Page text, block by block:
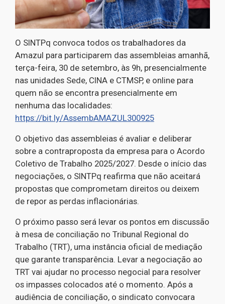
O SINTPq convoca todos os trabalhadores da
Amazul para participarem das assembleias amanhã,
terça-feira, 30 de setembro, às 9h, presencialmente
nas unidades Sede, CINA e CTMSP, e online para
quem não se encontra presencialmente em
nenhuma das localidades:
https://bit.ly/AssembAMAZUL300925
O objetivo das assembleias é avaliar e deliberar
sobre a contraproposta da empresa para o Acordo
Coletivo de Trabalho 2025/2027. Desde o início das
negociações, o SINTPq reafirma que não aceitará
propostas que comprometam direitos ou deixem
de repor as perdas inflacionárias.
O próximo passo será levar os pontos em discussão
à mesa de conciliação no Tribunal Regional do
Trabalho (TRT), uma instância oficial de mediação
que garante transparência. Levar a negociação ao
TRT vai ajudar no processo negocial para resolver
os impasses colocados até o momento. Após a
audiência de conciliação, o sindicato convocara